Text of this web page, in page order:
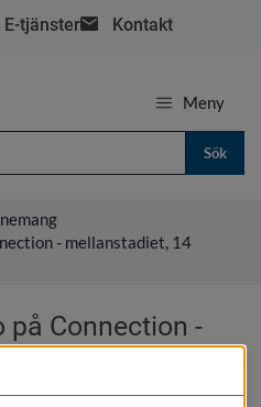
E-tjänster Kontakt
Meny
- mellanstadiet, 14
på Connection -